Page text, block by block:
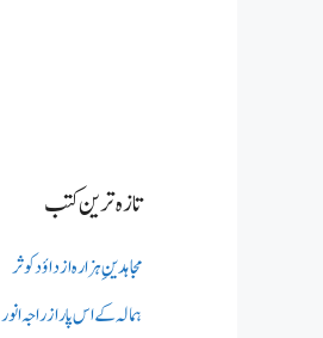
تازہ ترین کتب
مجاہدینِ ہزارہ از داؤد کوثر
ہمالہ کے اس پار از راجہ انور